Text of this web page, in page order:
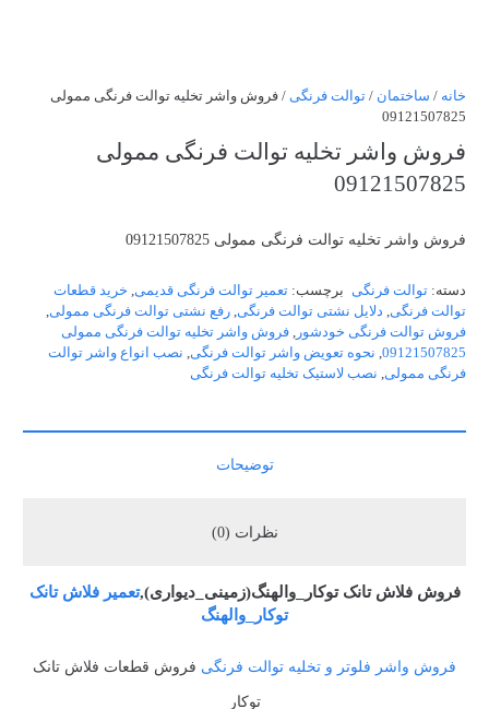
خانه / ساختمان / توالت فرنگی / فروش واشر تخلیه توالت فرنگی ممولی
09121507825
فروش واشر تخلیه توالت فرنگی ممولی
09121507825
فروش واشر تخلیه توالت فرنگی ممولی 09121507825
دسته: توالت فرنگی برچسب:تعمیر توالت فرنگی قدیمی, خرید قطعات
توالت فرنگی, دلایل نشتی توالت فرنگی, رفع نشتی توالت فرنگی ممولی,
فروش توالت فرنگی خودشور , فروش واشر تخلیه توالت فرنگی ممولی
09121507825
, نحوه تعویض واشر توالت فرنگی, نصب انواع واشر توالت
فرنگی ممولی, نصب لاستیک تخلیه توالت فرنگی
توضیحات
نظرات (0)
فروش فلاش تانک توکار_والهنگ(زمینی_دیواری),تعمیر فلاش تانک
توکار_والهنگ
فروش واشر فلوتر و تخلیه توالت فرنگی فروش قطعات فلاش تانک
توکار